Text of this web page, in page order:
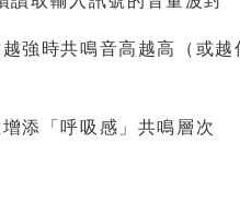
強時共鳴音高越高（或
添「呼吸感」共鳴層次